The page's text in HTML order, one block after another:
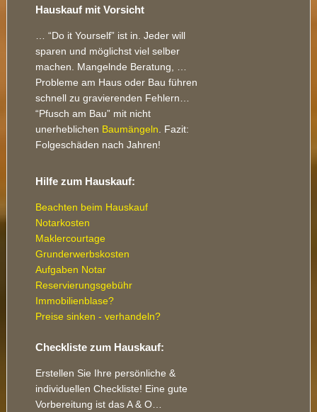
Footer
Hauskauf mit Vorsicht
… “Do it Yourself” ist in. Jeder will
sparen und möglichst viel selber
machen. Mangelnde Beratung, …
Probleme am Haus oder Bau führen
schnell zu gravierenden Fehlern…
“Pfusch am Bau” mit nicht
unerheblichen Baumängeln . Fazit:
Folgeschäden nach Jahren!
Hilfe zum Hauskauf:
Beachten beim Hauskauf
Notarkosten
Maklercourtage
Grunderwerbskosten
Aufgaben Notar
Reservierungsgebühr
Immobilienblase?
Preise sinken - verhandeln?
Checkliste zum Hauskauf:
Erstellen Sie Ihre persönliche &
individuellen Checkliste! Eine gute
Vorbereitung ist das A & O…